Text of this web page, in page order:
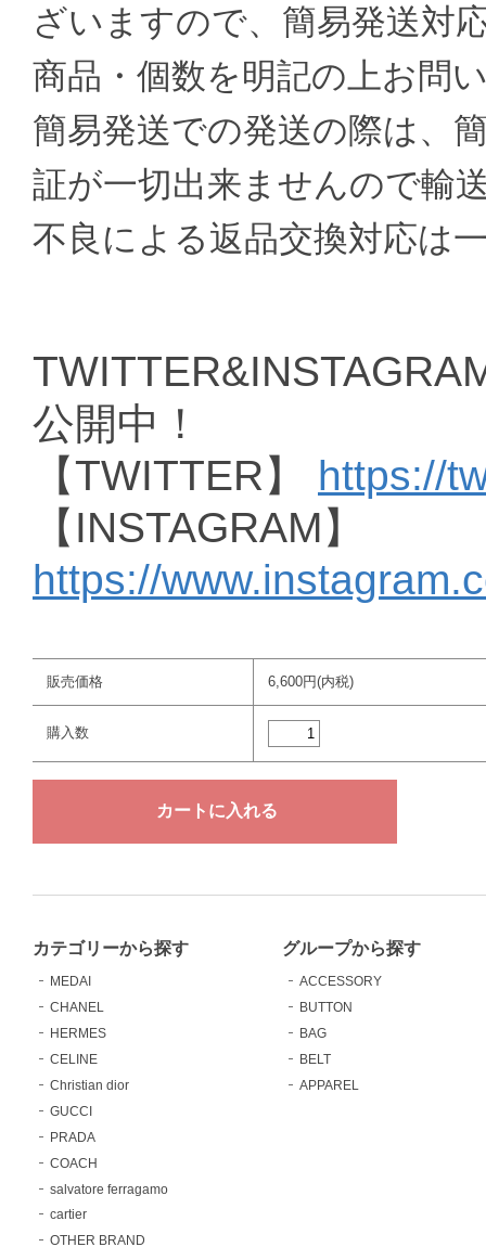
ざいますので、簡易発送対
商品・個数を明記の上お問
簡易発送での発送の際は、
証が一切出来ませんので輸
不良による返品交換対応は
公開中！
【TWITTER】 https://
【INSTAGRAM】
https://
販売価格 6,600円(内税)
購入数
カテゴリーから探す
MEDAI
CHANEL
HERMES
CELINE
Christian dior
GUCCI
PRADA
COACH
salvatore ferragamo
cartier
OTHER BRAND
グループから探す
ACCESSORY
BUTTON
BAG
BELT
APPAREL